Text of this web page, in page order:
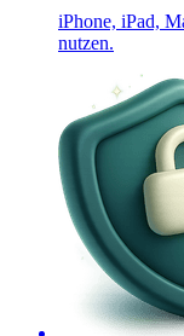
iPhone, iPad,
nutzen.